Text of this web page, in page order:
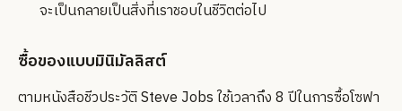
จะเป็นกลายเป็นสิ่งที่เราชอบในชีวิตต่อไป
ซื้อของแบบมินิมัลลิสต์
ตามหนังสือชีวประวัติ Steve Jobs ใช้เวลาถึง 8 ปีในการซื้อโซฟา